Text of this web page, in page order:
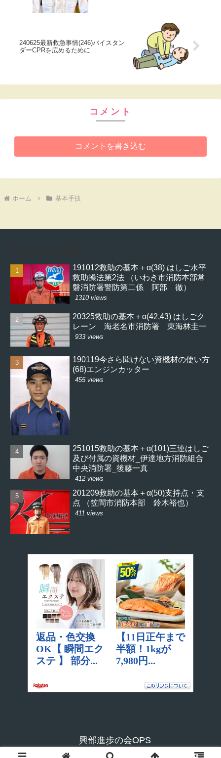
240625最新救急事情(246)バイスタン
ダーCPRを広めるために
コメント
コメントを書き込む
ホーム 基本手技
191012救助の基本＋α(38) はしご水平
救助操法第2法 （いわき市消防本部常
磐消防署警防第二係 阿部 徹）
1310 views
20325救助の基本＋α(42,43) はしごク
レーン 海老名市消防署 東海林圭一
933 views
190119今さら聞けない資機材の使い方
(68)エンジンカッター
455 views
251015救助の基本＋α(101)三連はしご
及び付属の資機材_伊達地方消防組合
中央消防署_後藤一真
412 views
201209救助の基本＋α(50)支持点・支
点 （笠間市消防本部 鈴木裕也）
411 views
興部進歩の会OPS
© 2006 興部進歩の会OPS.